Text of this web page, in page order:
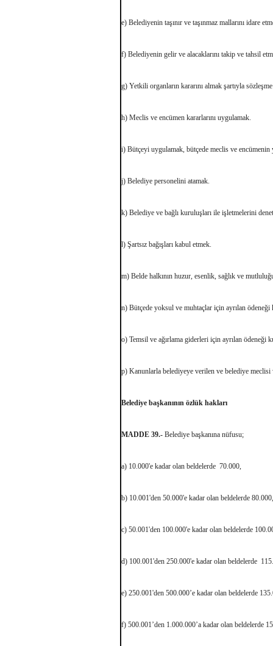
e) Belediyenin taşınır ve taşınmaz mallarını idare
f) Belediyenin gelir ve alacaklarını takip ve tahsil
g) Yetkili organların kararını almak şartıyla
h) Meclis ve encümen kararlarını uygulamak.
i) Bütçeyi uygulamak, bütçede meclis ve encümenin
j) Belediye personelini atamak.
k) Belediye ve bağlı kuruluşları ile işletmelerini
l) Şartsız bağışları kabul etmek.
m) Belde halkının huzur, esenlik, sağlık ve
n) Bütçede yoksul ve muhtaçlar için ayrılan
o) Temsil ve ağırlama giderleri için ayrılan ödeneği
p) Kanunlarla belediyeye verilen ve belediye
Belediye başkanının özlük hakları
MADDE 39.- Belediye başkanına nüfusu;
a) 10.000'e kadar olan beldelerde 70.000,
b) 10.001'den 50.000'e kadar olan beldelerde 80.000,
c) 50.001'den 100.000'e kadar olan beldelerde
d) 100.001'den 250.000'e kadar olan beldelerde
e) 250.001'den 500.000’e kadar olan beldelerde
f) 500.001’den 1.000.000’a kadar olan beldelerde